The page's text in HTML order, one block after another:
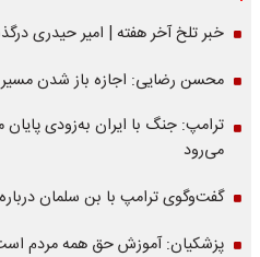
خبر تلخ آخر هفته | امیر حیدری
محسن رضایی: اجازه باز شدن مسیر
ترامپ: جنگ با ایران به‌زودی
می‌رود
گفت‌وگوی ترامپ با بن سلمان
پزشکیان: آموزش حق همه مردم